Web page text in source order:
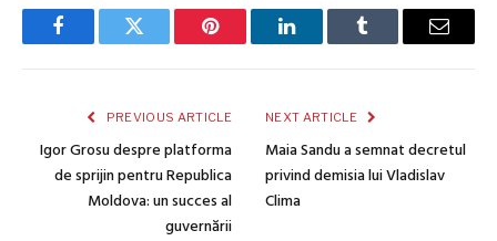
FacebookTwitter Pinterest LinkedInTumblr Email
PREVIOUS ARTICLE
Igor Grosu despre platforma
de sprijin pentru Republica
Moldova: un succes al
guvernării
NEXT ARTICLE
Maia Sandu a semnat decretul
privind demisia lui Vladislav
Clima